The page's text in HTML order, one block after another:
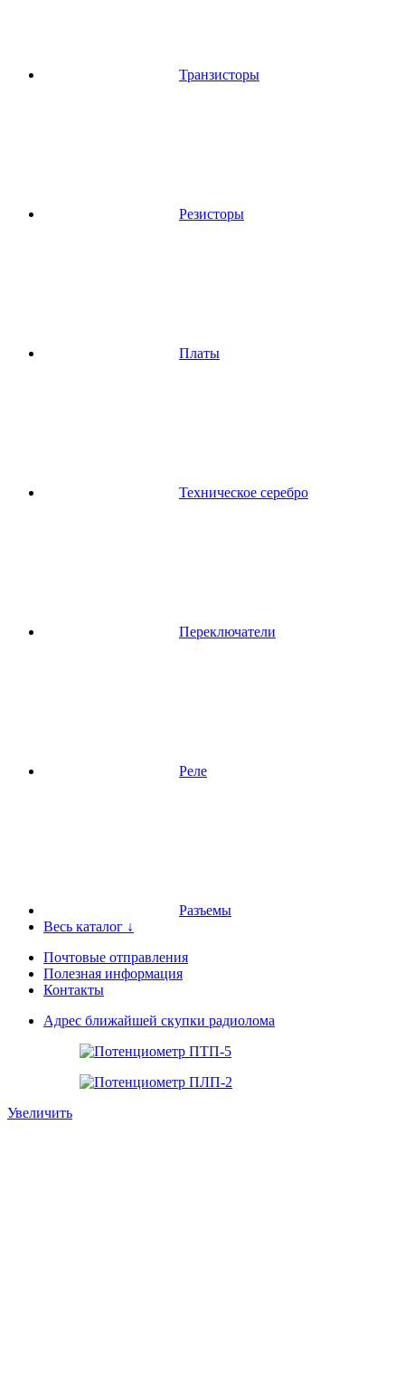
Транзисторы
Резисторы
Платы
Техническое серебро
Переключатели
Реле
Разъемы
Весь каталог ↓
Почтовые отправления
Полезная информация
Контакты
Адрес ближайшей скупки радиолома
Увеличить